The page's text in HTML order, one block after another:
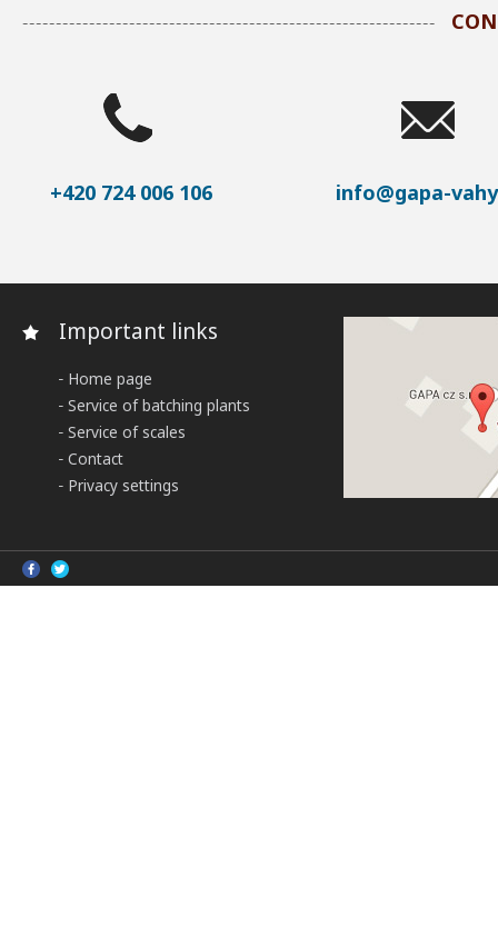
+420 724 006 106 info@gapa-
Important links
Home page
Service of batching plants
Service of scales
Contact
Privacy settings